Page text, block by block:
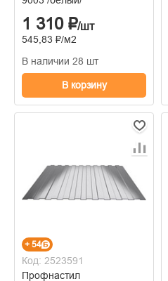
1 310 ₽/шт
545,83 ₽/м2
В наличии 28 шт
В корзину
+ 54
Код: 2523591
Профнастил